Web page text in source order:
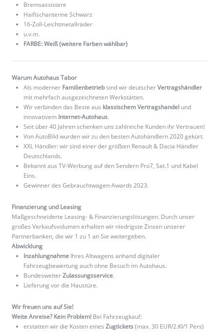
Bremsassistent
Haifischantenne Schwarz
16-Zoll-Leichtmetallräder
u.v.m.
FARBE: Weiß (weitere Farben wählbar)
Warum Autohaus Tabor
Als moderner Familienbetriebsind wir deutscherVertragshändler
mit mehrfach ausgezeichneten Werkstätten.
Wir verbinden das Beste aus klassischem Vertragshandel und
innovativem Internet-Autohaus.
Seit über 40 Jahren schenken uns zahlreiche Kunden ihr Vertrauen!
Von AutoBild wurden wir zu den besten Autohändlern 2020 gekürt.
XXL Händler: wir sind einer der größten Renault & Dacia Händler
Deutschlands.
Bekannt aus TV-Werbung auf den Sendern Pro7, Sat.1 und Kabel
Eins.
Gewinner des Gebrauchtwagen-Awards 2023.
Finanzierung und Leasing
Maßgeschneiderte Leasing- & Finanzierungslösungen. Durch unser
großes Verkaufsvolumen erhalten wir niedrigste Zinsen unserer
Partnerbanken, die wir 1 zu 1 an Sie weitergeben.
Abwicklung
Inzahlungnahme Ihres Altwagens anhand digitaler
Fahrzeugbewertung auch ohne Besuch im Autohaus.
BundesweiterZulassungsservice.
Lieferung vor die Haustüre.
Wir freuen uns auf Sie!
Weite Anreise? Kein Problem! Bei Fahrzeugkauf:
erstatten wir die Kosten eines Zugtickets(max. 30 EUR/2.Kl/1 Pers)